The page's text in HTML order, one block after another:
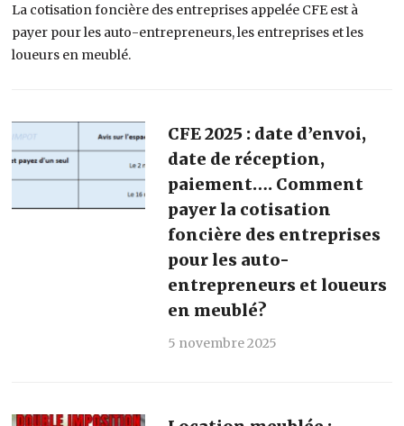
La cotisation foncière des entreprises appelée CFE est à
payer pour les auto-entrepreneurs, les entreprises et les
loueurs en meublé.
CFE 2025 : date d’envoi,
date de réception,
paiement…. Comment
payer la cotisation
foncière des entreprises
pour les auto-
entrepreneurs et loueurs
en meublé?
5 novembre 2025